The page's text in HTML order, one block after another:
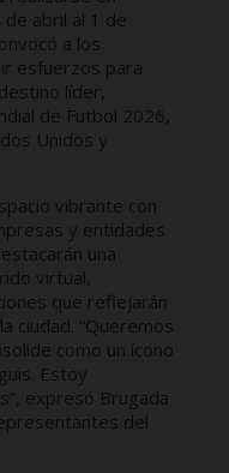
de abril al 1 de
a los
esfuerzos para
líder,
de Futbol 2026,
Unidos y
vibrante con
y entidades
una
virtual,
que reflejarán
ciudad. “Queremos
como un ícono
Estoy
expresó Brugada
del